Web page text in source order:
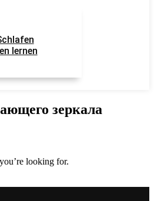
lernen
зеркала
looking for.